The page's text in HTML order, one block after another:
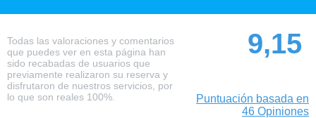
Todas las valoraciones y comentarios
que puedes ver en esta página han
sido recabadas de usuarios que
previamente realizaron su reserva y
disfrutaron de nuestros servicios, por
lo que son reales 100%.
9,15
Puntuación basada en
46 Opiniones